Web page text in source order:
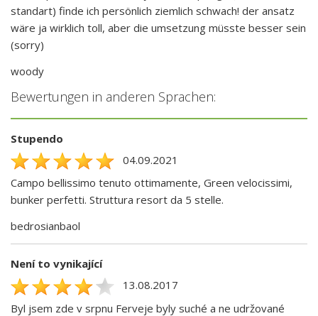
standart) finde ich persönlich ziemlich schwach! der ansatz
wäre ja wirklich toll, aber die umsetzung müsste besser sein
(sorry)
woody
Bewertungen in anderen Sprachen:
Stupendo
04.09.2021
Campo bellissimo tenuto ottimamente, Green velocissimi,
bunker perfetti. Struttura resort da 5 stelle.
bedrosianbaol
Není to vynikající
13.08.2017
Byl jsem zde v srpnu Ferveje byly suché a ne udržované